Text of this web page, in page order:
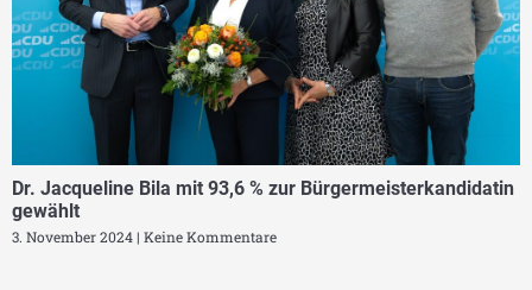
Dr. Jacqueline Bila mit 93,6 % zur Bürgermeisterkandidatin
gewählt
3. November 2024 Keine Kommentare